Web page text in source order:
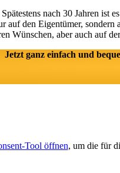
nach 30 Jahren ist
den Eigentümer,
Wünschen, aber auch auf
Jetzt ganz einfach und
Tool öffnen, um die für